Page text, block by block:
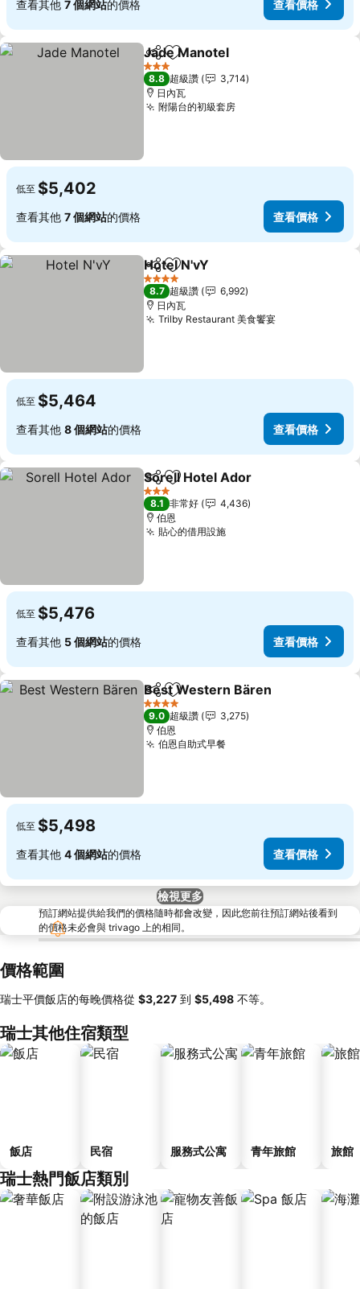
查看其他 7 個網站的價格 查看價格
分享 加入我的最愛
Jade Manotel
3 星級
8.8 超級讚
3,714
日內瓦
附陽台的初級套房查看價格
低至 $5,402
查看其他 7 個網站的價格 查看價格
分享 加入我的最愛
Hotel N'vY
4 星級
8.7 超級讚
6,992
日內瓦
Trilby Restaurant 美食饗宴查看價格
低至 $5,464
查看其他 8 個網站的價格 查看價格
分享 加入我的最愛
Sorell Hotel Ador
3 星級
8.1 非常好
4,436
伯恩
貼心的借用設施查看價格
低至 $5,476
查看其他 5 個網站的價格 查看價格
分享 加入我的最愛
Best Western Bären
4 星級
9.0 超級讚
3,275
伯恩
伯恩自助式早餐查看價格
低至 $5,498
查看其他 4 個網站的價格 查看價格
檢視更多
預訂網站提供給我們的價格隨時都會改變，因此您前往預訂網站後看到
的價格未必會與 trivago 上的相同。
價格範圍
瑞士平價飯店的每晚價格從 ‎$3,227 到 ‎$5,498 不等。
瑞士其他住宿類型
飯店 民宿 服務式公寓 青年旅館 旅館
瑞士熱門飯店類別